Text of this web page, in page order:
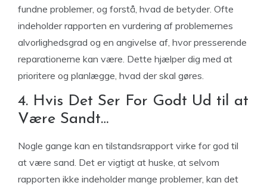
fundne problemer, og forstå, hvad de betyder. Ofte
indeholder rapporten en vurdering af problemernes
alvorlighedsgrad og en angivelse af, hvor presserende
reparationerne kan være. Dette hjælper dig med at
prioritere og planlægge, hvad der skal gøres.
4. Hvis Det Ser For Godt Ud til at
Være Sandt…
Nogle gange kan en tilstandsrapport virke for god til
at være sand. Det er vigtigt at huske, at selvom
rapporten ikke indeholder mange problemer, kan det